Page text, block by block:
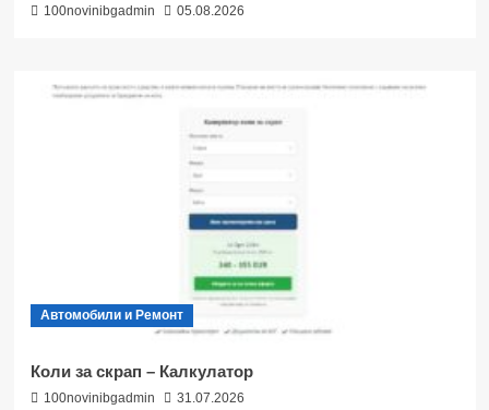
100novinibgadmin 05.08.2026
Автомобили и Ремонт
Коли за скрап – Калкулатор
100novinibgadmin 31.07.2026